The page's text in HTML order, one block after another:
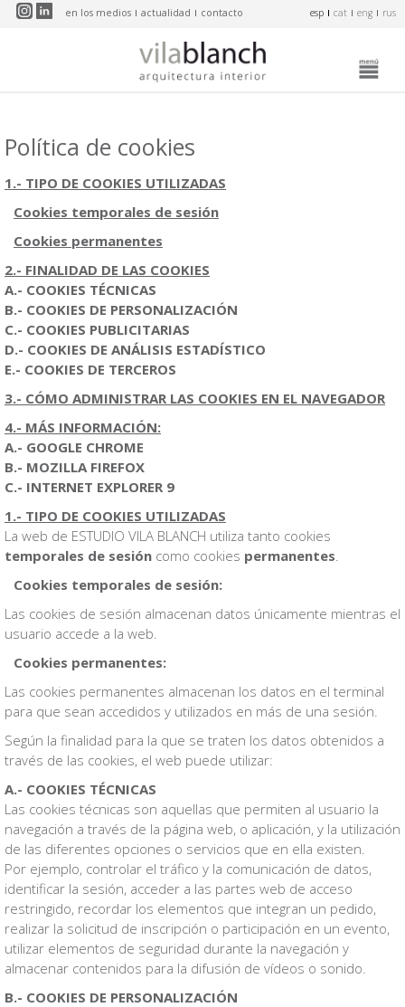
Pasar al contenido principal
en los medios actualidad contacto esp cat eng rus
Política de cookies
1.- TIPO DE COOKIES UTILIZADAS
Cookies temporales de sesión
Cookies permanentes
2.- FINALIDAD DE LAS COOKIES
A.- COOKIES TÉCNICAS
B.- COOKIES DE PERSONALIZACIÓN
C.- COOKIES PUBLICITARIAS
D.- COOKIES DE ANÁLISIS ESTADÍSTICO
E.- COOKIES DE TERCEROS
3.- CÓMO ADMINISTRAR LAS COOKIES EN EL NAVEGADOR
4.- MÁS INFORMACIÓN:
A.- GOOGLE CHROME
B.- MOZILLA FIREFOX
C.- INTERNET EXPLORER 9
1.- TIPO DE COOKIES UTILIZADAS
La web de ESTUDIO VILA BLANCH utiliza tanto cookies
temporales de sesión como cookies permanentes.
Cookies temporales de sesión:
Las cookies de sesión almacenan datos únicamente mientras el
usuario accede a la web.
Cookies permanentes:
Las cookies permanentes almacenan los datos en el terminal
para que sean accedidos y utilizados en más de una sesión.
Según la finalidad para la que se traten los datos obtenidos a
través de las cookies, el web puede utilizar:
A.- COOKIES TÉCNICAS
Las cookies técnicas son aquellas que permiten al usuario la
navegación a través de la página web, o aplicación, y la utilización
de las diferentes opciones o servicios que en ella existen.
Por ejemplo, controlar el tráfico y la comunicación de datos,
identificar la sesión, acceder a las partes web de acceso
restringido, recordar los elementos que integran un pedido,
realizar la solicitud de inscripción o participación en un evento,
utilizar elementos de seguridad durante la navegación y
almacenar contenidos para la difusión de vídeos o sonido.
B.- COOKIES DE PERSONALIZACIÓN